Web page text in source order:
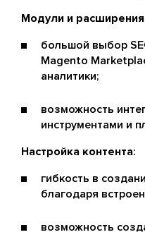
Модули и расширения
большой выбор
Magento
аналитики;
возможность
инструментами и
Настройка контента:
гибкость в
благодаря
возможность